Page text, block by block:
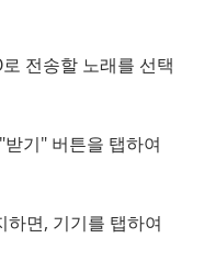
전송할 노래를 선택
기" 버튼을 탭하여
면, 기기를 탭하여